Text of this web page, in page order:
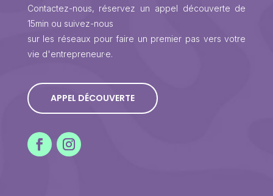
Contactez-nous, réservez un appel découverte de
15min ou suivez-nous
sur les réseaux pour faire un premier pas vers votre
vie d'entrepreneur·e.
APPEL DÉCOUVERTE